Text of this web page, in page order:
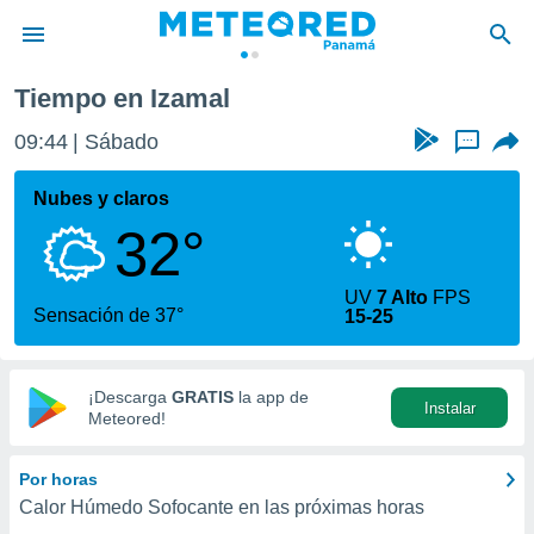
de
ha
calidad.
a este
las
y
digital
basada
Tiempo en Izamal
09:44 Sábado ...
Nubes y claros
32°
Sensación de 37°
UV7 Alto FPS
15-25
¡Descarga GRATIS la app de
Meteored!
Instalar
Por horas
Calor Húmedo Sofocante en las próximas horas